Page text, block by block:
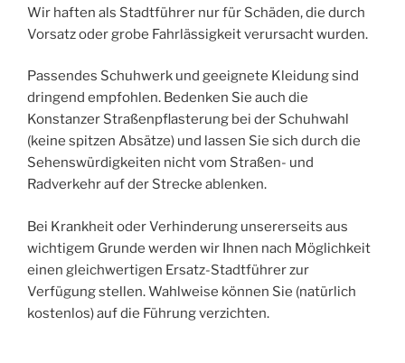
Wir haften als Stadtführer nur für Schäden, die durch
Vorsatz oder grobe Fahrlässigkeit verursacht wurden.
Passendes Schuhwerk und geeignete Kleidung sind
dringend empfohlen. Bedenken Sie auch die
Konstanzer Straßenpflasterung bei der Schuhwahl
(keine spitzen Absätze) und lassen Sie sich durch die
Sehenswürdigkeiten nicht vom Straßen- und
Radverkehr auf der Strecke ablenken.
Bei Krankheit oder Verhinderung unsererseits aus
wichtigem Grunde werden wir Ihnen nach Möglichkeit
einen gleichwertigen Ersatz-Stadtführer zur
Verfügung stellen. Wahlweise können Sie (natürlich
kostenlos) auf die Führung verzichten.